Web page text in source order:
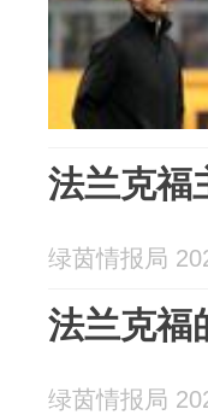
法兰克福
绿茵情报局
法兰克福
绿茵情报局